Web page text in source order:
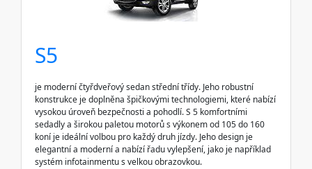
S5
je moderní čtyřdveřový sedan střední třídy. Jeho robustní
konstrukce je doplněna špičkovými technologiemi, které nabízí
vysokou úroveň bezpečnosti a pohodlí. S 5 komfortními
sedadly a širokou paletou motorů s výkonem od 105 do 160
koní je ideální volbou pro každý druh jízdy. Jeho design je
elegantní a moderní a nabízí řadu vylepšení, jako je například
systém infotainmentu s velkou obrazovkou.